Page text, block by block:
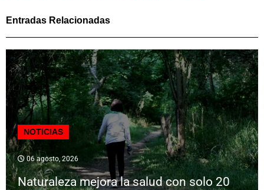
Entradas Relacionadas
NOTICIAS
06 agosto, 2026
Naturaleza mejora la salud con solo 20